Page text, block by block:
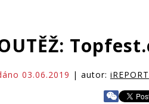
03.06.2019 | autor: iREPORT